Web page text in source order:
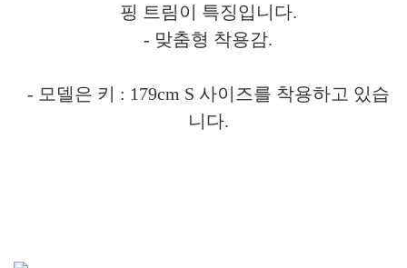
핑 트림이 특징입니다.
- 맞춤형 착용감.
- 모델은 키 : 179cm S 사이즈를 착용하고 있습
니다.